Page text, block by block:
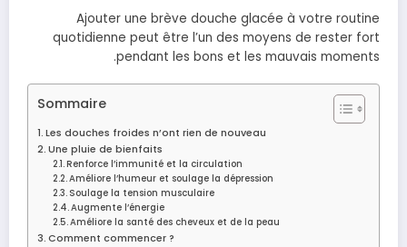
Ajouter une brève douche glacée à votre routine
quotidienne peut être l’un des moyens de rester fort
pendant les bons et les mauvais moments.
Sommaire
Les douches froides n’ont rien de nouveau
Une pluie de bienfaits
Renforce l’immunité et la circulation
Améliore l’humeur et soulage la dépression
Soulage la tension musculaire
Augmente l’énergie
Améliore la santé des cheveux et de la peau
Comment commencer ?